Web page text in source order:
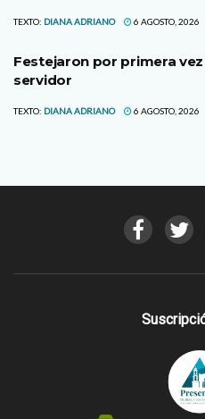
TEXTO: DIANA ADRIANO 6 AGOSTO, 2026
Festejaron por primera vez
servidor
TEXTO: DIANA ADRIANO 6 AGOSTO, 2026